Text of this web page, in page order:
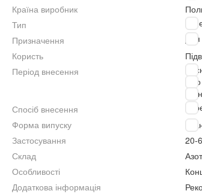
Країна виробник
Тип
Призначення
Користь
Період внесення
Літо
Спосіб внесення
Форма випуску
Застосування
20-
Склад
Особливості
Додаткова інформація